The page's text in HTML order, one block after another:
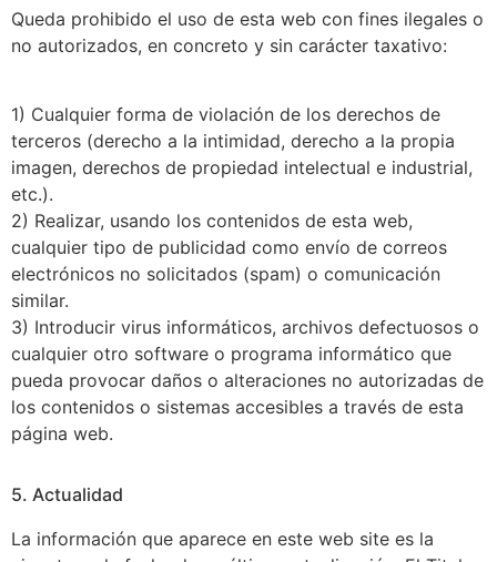
Queda prohibido el uso de esta web con fines ilegales o
no autorizados, en concreto y sin carácter taxativo:
1) Cualquier forma de violación de los derechos de
terceros (derecho a la intimidad, derecho a la propia
imagen, derechos de propiedad intelectual e industrial,
etc.).
2) Realizar, usando los contenidos de esta web,
cualquier tipo de publicidad como envío de correos
electrónicos no solicitados (spam) o comunicación
similar.
3) Introducir virus informáticos, archivos defectuosos o
cualquier otro software o programa informático que
pueda provocar daños o alteraciones no autorizadas de
los contenidos o sistemas accesibles a través de esta
página web.
5. Actualidad
La información que aparece en este web site es la